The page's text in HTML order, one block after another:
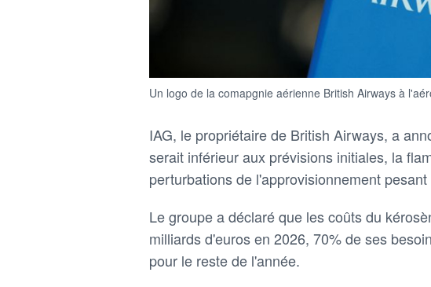
Un logo de la comapgnie aérienne British Airways à
IAG, le ‌propriétaire de British Airways, a
serait inférieur aux prévisions initiales, la
perturbations de ​l'approvisionnement
Le groupe a déclaré ‌que les coûts du
milliards ​d'euros ‌en 2026, 70% de ses
pour le reste de l'année.